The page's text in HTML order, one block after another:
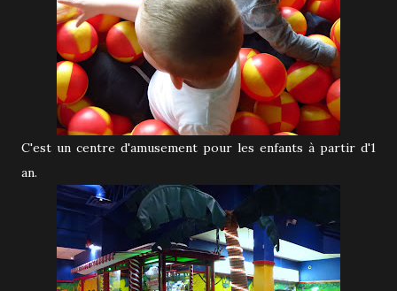
C'est un centre d'amusement pour les enfants à partir d'1
an.